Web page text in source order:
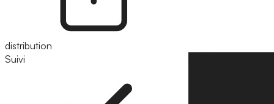
distribution
Suivi